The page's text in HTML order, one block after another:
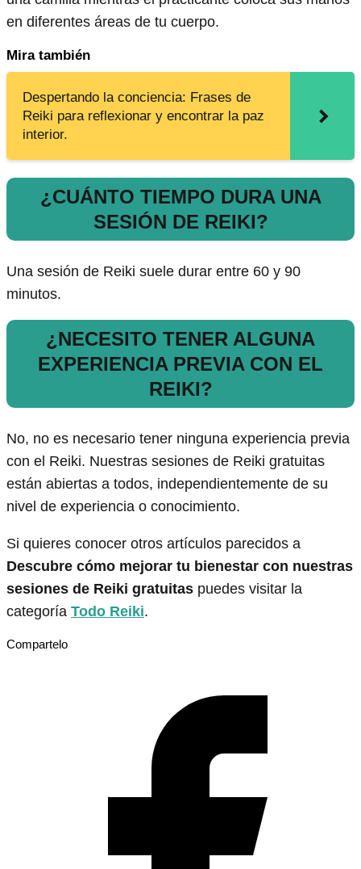
en diferentes áreas de tu cuerpo.
Mira también
Despertando la conciencia: Frases de
Reiki para reflexionar y encontrar la paz
interior.
¿CUÁNTO TIEMPO DURA UNA
SESIÓN DE REIKI?
Una sesión de Reiki suele durar entre 60 y 90
minutos.
¿NECESITO TENER ALGUNA
EXPERIENCIA PREVIA CON EL
REIKI?
No, no es necesario tener ninguna experiencia previa
con el Reiki. Nuestras sesiones de Reiki gratuitas
están abiertas a todos, independientemente de su
nivel de experiencia o conocimiento.
Si quieres conocer otros artículos parecidos a
Descubre cómo mejorar tu bienestar con nuestras
sesiones de Reiki gratuitas puedes visitar la
categoría Todo Reiki.
Compartelo